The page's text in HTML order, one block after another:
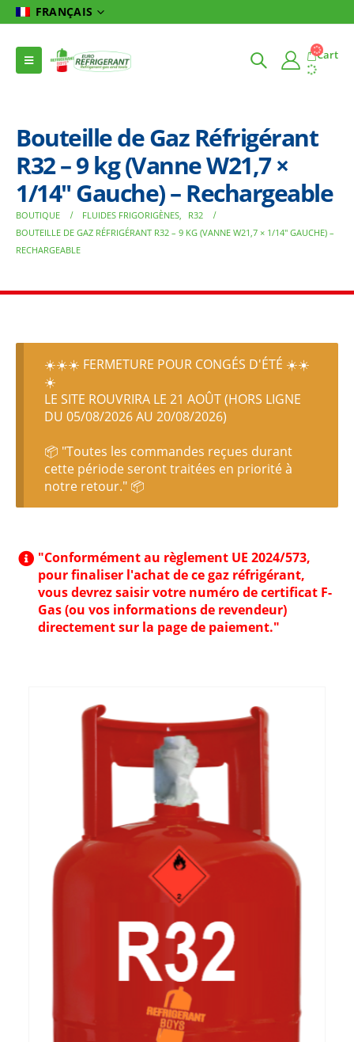
FRANÇAIS
Cart
Bouteille de Gaz Réfrigérant
R32 – 9 kg (Vanne W21,7 ×
1/14″ Gauche) – Rechargeable
BOUTIQUE FLUIDES FRIGORIGÈNES,
R32
BOUTEILLE DE GAZ RÉFRIGÉRANT R32 – 9 KG (VANNE W21,7 × 1/14″ GAUCHE) –
RECHARGEABLE
☀️☀️☀️ FERMETURE POUR CONGÉS D'ÉTÉ ☀️☀️
☀️
LE SITE ROUVRIRA LE 21 AOÛT (HORS LIGNE
DU 05/08/2026 AU 20/08/2026)
📦 "Toutes les commandes reçues durant
cette période seront traitées en priorité à
notre retour." 📦
"Conformément au règlement UE 2024/573,
pour finaliser l'achat de ce gaz réfrigérant,
vous devrez saisir votre numéro de certificat F-
Gas (ou vos informations de revendeur)
directement sur la page de paiement."